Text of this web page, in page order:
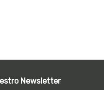
Newsletter